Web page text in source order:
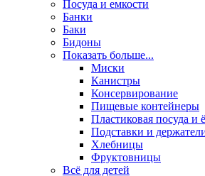
Посуда и емкости
Банки
Баки
Бидоны
Показать больше...
Миски
Канистры
Консервирование
Пищевые контейнеры
Пластиковая посуда и
Подставки и
Хлебницы
Фруктовницы
Всё для детей